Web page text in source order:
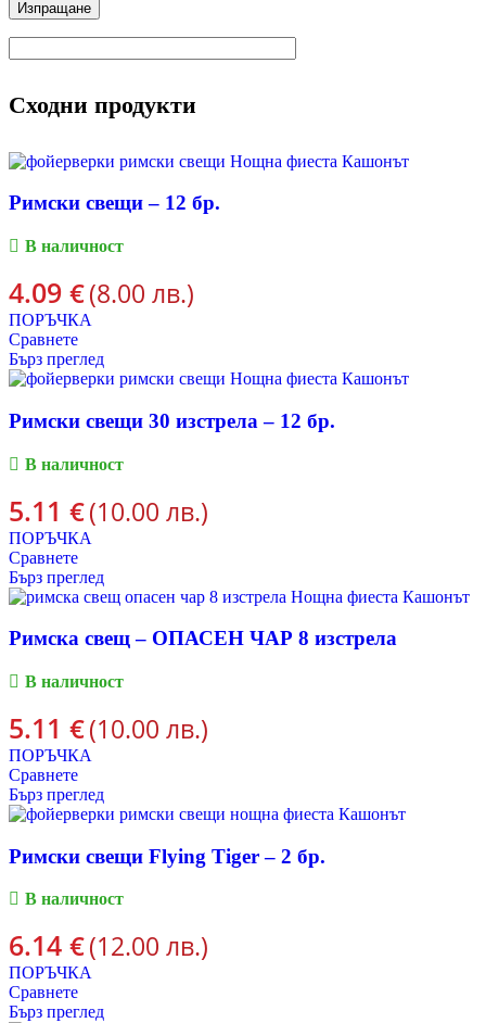
Сходни продукти
Римски свещи – 12 бр.
В наличност
4.09 €(8.00 лв.)
ПОРЪЧКА
Сравнете
Бърз преглед
Римски свещи 30 изстрела – 12 бр.
В наличност
5.11 €(10.00 лв.)
ПОРЪЧКА
Сравнете
Бърз преглед
Римска свещ – ОПАСЕН ЧАР 8 изстрела
В наличност
5.11 €(10.00 лв.)
ПОРЪЧКА
Сравнете
Бърз преглед
Римски свещи Flying Tiger – 2 бр.
В наличност
6.14 €(12.00 лв.)
ПОРЪЧКА
Сравнете
Бърз преглед